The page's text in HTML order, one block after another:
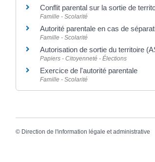
Conflit parental sur la sortie de
Famille - Scolarité
Autorité parentale en cas de
Famille - Scolarité
Autorisation de sortie du territoire
Papiers - Citoyenneté - Élections
Exercice de l'autorité parentale
Famille - Scolarité
© Direction de l'information légale et administrative